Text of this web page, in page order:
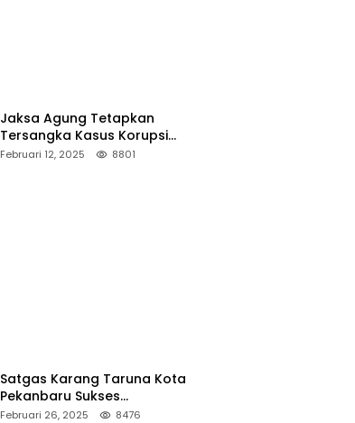
Jaksa Agung Tetapkan
Tersangka Kasus Korupsi
Kehutanan, DPP Advokasi IPJI
Februari 12, 2025 8801
Satgas Karang Taruna Kota
Pekanbaru Sukses
Mengamankan Acara Temu
Februari 26, 2025 8476